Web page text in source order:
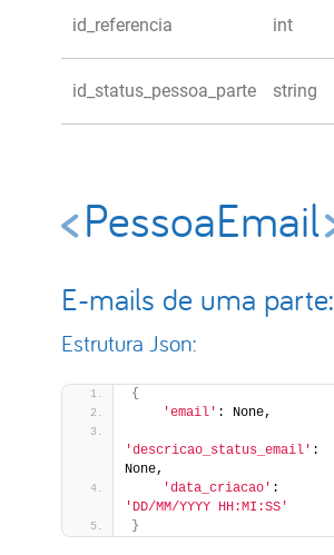
id_referencia int
id_status_pessoa_parte string
PessoaEmail
E-mails de uma parte:
Estrutura Json:
{
'email' : None,
'descricao_status_email' :
None,
'data_criacao'
'DD/MM/YYYY HH:MI:SS'
}